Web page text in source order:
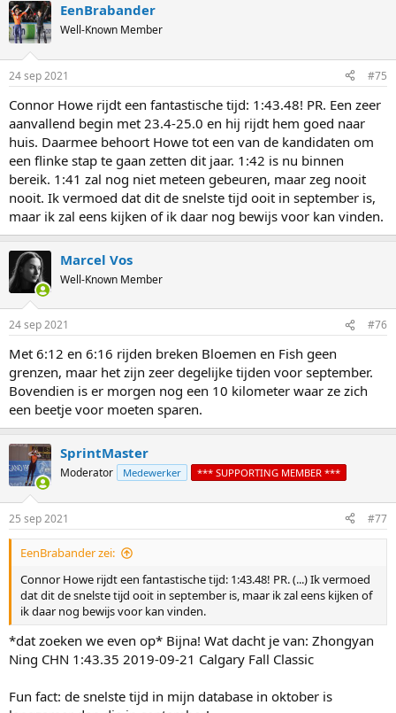
EenBrabander
Well-Known Member
24 sep 2021 #75
Connor Howe rijdt een fantastische tijd: 1:43.48! PR. Een zeer
aanvallend begin met 23.4-25.0 en hij rijdt hem goed naar
huis. Daarmee behoort Howe tot een van de kandidaten om
een flinke stap te gaan zetten dit jaar. 1:42 is nu binnen
bereik. 1:41 zal nog niet meteen gebeuren, maar zeg nooit
nooit. Ik vermoed dat dit de snelste tijd ooit in september is,
maar ik zal eens kijken of ik daar nog bewijs voor kan vinden.
Marcel Vos
Well-Known Member
24 sep 2021 #76
Met 6:12 en 6:16 rijden breken Bloemen en Fish geen
grenzen, maar het zijn zeer degelijke tijden voor september.
Bovendien is er morgen nog een 10 kilometer waar ze zich
een beetje voor moeten sparen.
SprintMaster
Moderator Medewerker *** SUPPORTING MEMBER ***
25 sep 2021 #77
EenBrabander zei:
Connor Howe rijdt een fantastische tijd: 1:43.48! PR. (...) Ik vermoed
dat dit de snelste tijd ooit in september is, maar ik zal eens kijken of
ik daar nog bewijs voor kan vinden.
*dat zoeken we even op* Bijna! Wat dacht je van: Zhongyan
Ning CHN 1:43.35 2019-09-21 Calgary Fall Classic
Fun fact: de snelste tijd in mijn database in oktober is